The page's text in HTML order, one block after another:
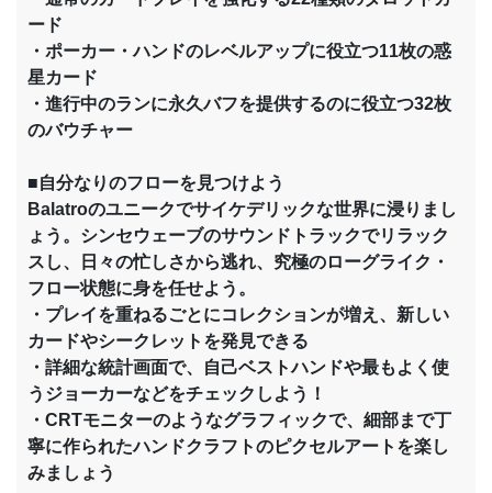
ード
・ポーカー・ハンドのレベルアップに役立つ11枚の惑
星カード
・進行中のランに永久バフを提供するのに役立つ32枚
のバウチャー
■自分なりのフローを見つけよう
Balatroのユニークでサイケデリックな世界に浸りまし
ょう。シンセウェーブのサウンドトラックでリラック
スし、日々の忙しさから逃れ、究極のローグライク・
フロー状態に身を任せよう。
・プレイを重ねるごとにコレクションが増え、新しい
カードやシークレットを発見できる
・詳細な統計画面で、自己ベストハンドや最もよく使
うジョーカーなどをチェックしよう！
・CRTモニターのようなグラフィックで、細部まで丁
寧に作られたハンドクラフトのピクセルアートを楽し
みましょう